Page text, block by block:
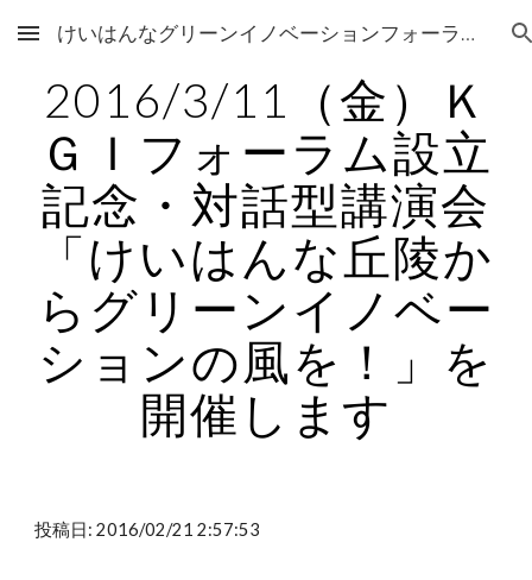
Skip to main content Skip to navigation
けいはんなグリーンイノベーションフォーラム Keihannna Green Innovation Forum
2016/3/11（金）Ｋ
ＧＩフォーラム設立
記念・対話型講演会
「けいはんな丘陵か
らグリーンイノベー
ションの風を！」を
開催します
投稿日: 2016/02/21 2:57:53